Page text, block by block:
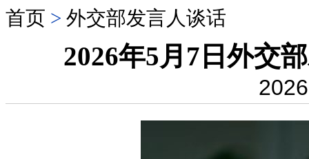
首页 > 外交部发言人谈话
2026年5月7日外交